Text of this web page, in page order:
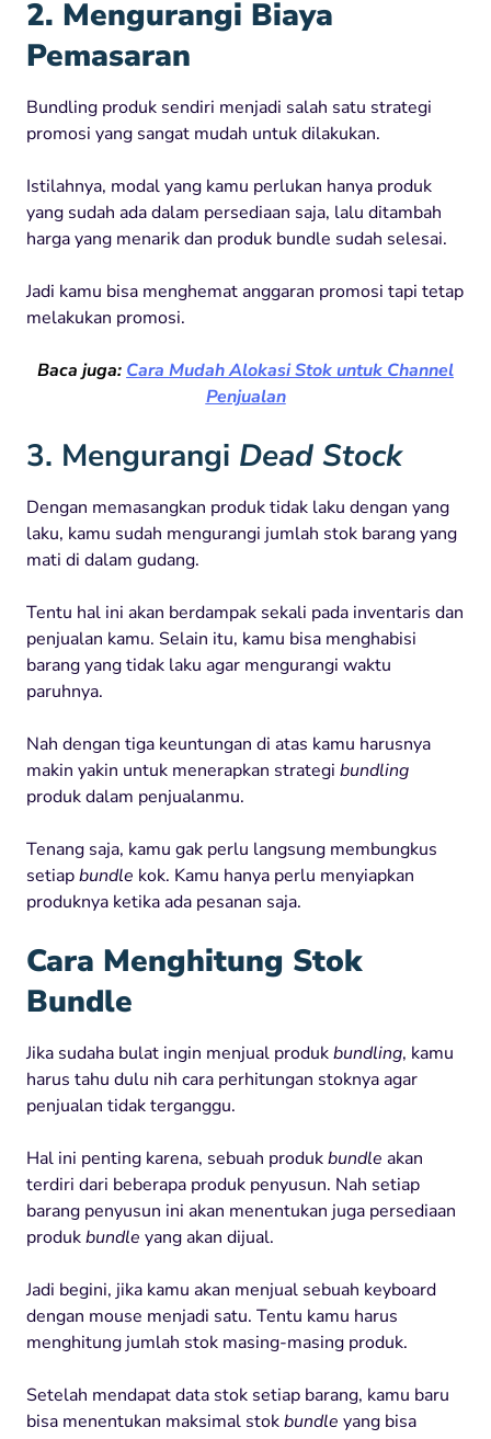
2. Mengurangi Biaya
Pemasaran
Bundling produk sendiri menjadi salah satu strategi
promosi yang sangat mudah untukdilakukan.
Istilahnya, modal yang kamu perlukan hanya produk
yang sudah adadalam persediaan saja, lalu ditambah
hargayang menarik dan produk bundle sudah selesai.
Jadi kamu bisa menghematanggaran promosi tapi tetap
melakukan promosi.
Baca juga: Cara Mudah Alokasi Stok untuk Channel
Penjualan
3. Mengurangi Dead Stock
Dengan memasangkan produktidak laku dengan yang
laku, kamu sudah mengurangi jumlah stok barangyang
mati di dalam gudang.
Tentu hal ini akan berdampak sekali pada inventaris dan
penjualan kamu. Selain itu, kamu bisa menghabisi
barangyangtidak laku agar mengurangi waktu
paruhnya.
Nah dengan tiga keuntungan di atas kamu harusnya
makin yakin untuk menerapkan strategi bundling
produkdalam penjualanmu.
Tenang saja, kamu gak perlu langsung membungkus
setiapbundle kok. Kamu hanya perlu menyiapkan
produknya ketika ada pesanan saja.
Cara Menghitung Stok
Bundle
Jika sudaha bulat ingin menjual produkbundling, kamu
harus tahu dulu nih cara perhitungan stoknyaagar
penjualan tidakterganggu.
Hal ini penting karena, sebuah produkbundle akan
terdiri dari beberapa produk penyusun. Nah setiap
barang penyusun ini akan menentukan juga persediaan
produkbundle yang akan dijual.
Jadi begini, jika kamu akan menjual sebuah keyboard
dengan mouse menjadi satu. Tentu kamu harus
menghitung jumlah stok masing-masing produk.
Setelah mendapatdata stok setiap barang, kamu baru
bisa menentukan maksimal stokbundle yang bisa